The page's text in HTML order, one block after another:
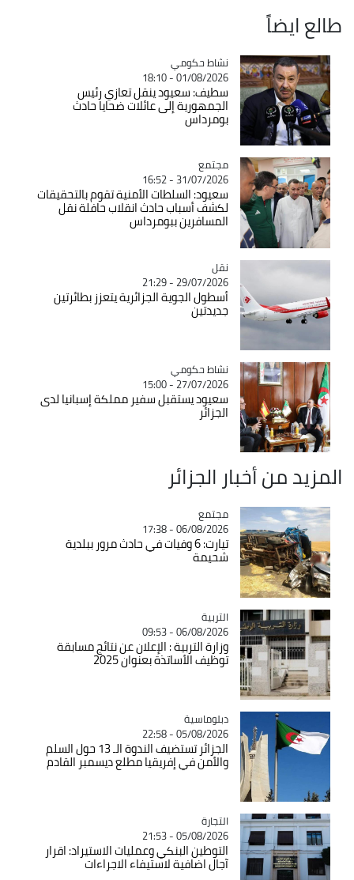
طالع ايضاً
Catégorie
نشاط حكومي
01/08/2026 - 18:10
سطيف: سعيود ينقل تعازي رئيس
الجمهورية إلى عائلات ضحايا حادث
بومرداس
Catégorie
مجتمع
31/07/2026 - 16:52
سعيود: السلطات الأمنية تقوم بالتحقيقات
لكشف أسباب حادث انقلاب حافلة نقل
المسافرين ببومرداس
Catégorie
نقل
29/07/2026 - 21:29
أسطول الجوية الجزائرية يتعزز بطائرتين
جديدتين
Catégorie
نشاط حكومي
27/07/2026 - 15:00
سعيود يستقبل سفير مملكة إسبانيا لدى
الجزائر
المزيد من أخبار الجزائر
Catégorie
مجتمع
06/08/2026 - 17:38
تيارت: 6 وفيات في حادث مرور ببلدية
شحيمة
Catégorie
التربية
06/08/2026 - 09:53
وزارة التربية : الإعلان عن نتائج مسابقة
توظيف الأساتذة بعنوان 2025
Catégorie
دبلوماسية
05/08/2026 - 22:58
الجزائر تستضيف الندوة الـ 13 حول السلم
والأمن في إفريقيا مطلع ديسمبر القادم
Catégorie
التجارة
05/08/2026 - 21:53
التوطين البنكي وعمليات الاستيراد: اقرار
آجال اضافية لاستيفاء الاجراءات